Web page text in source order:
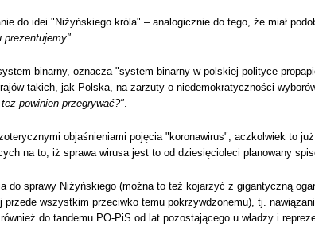
do idei "Niżyńskiego króla" – analogicznie do tego, że miał
prezentujemy".
binarny, oznacza "system binarny w polskiej polityce
takich, jak Polska, na zarzuty o niedemokratyczności
powinien przegrywać?".
objaśnieniami pojęcia "koronawirus", aczkolwiek to
na to, iż sprawa wirusa jest to od dziesięcioleci planowany
do sprawy Niżyńskiego (można to też kojarzyć z gigantyczną
przede wszystkim przeciwko temu pokrzywdzonemu), tj.
do tandemu PO-PiS od lat pozostającego u władzy i